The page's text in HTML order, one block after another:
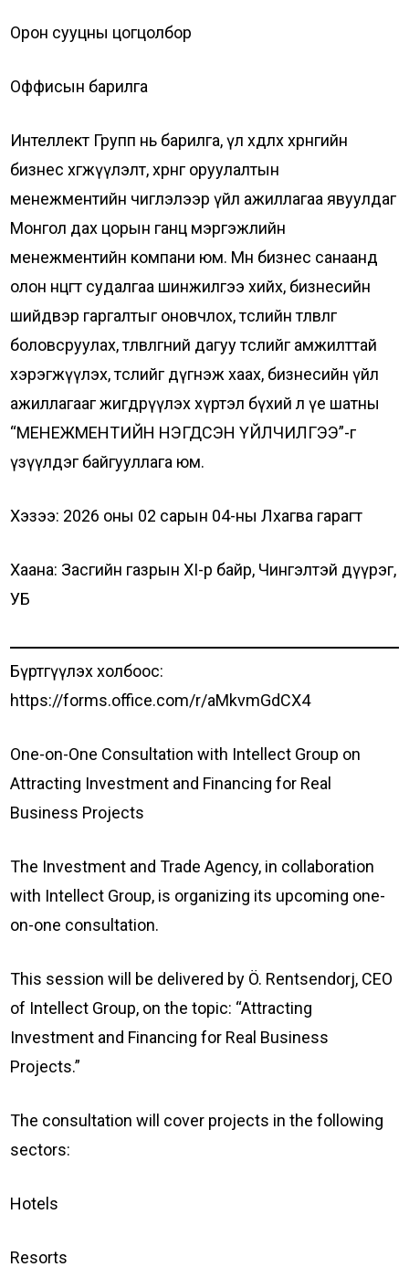
Орон сууцны цогцолбор
Оффисын барилга
Интеллект Групп нь барилга, үл хөдлөх хөрөнгийн
бизнес хөгжүүлэлт, хөрөнгө оруулалтын
менежментийн чиглэлээр үйл ажиллагаа явуулдаг
Монгол дах цорын ганц мэргэжлийн
менежментийн компани юм. Мөн бизнес санаанд
олон өнцөгт судалгаа шинжилгээ хийх, бизнесийн
шийдвэр гаргалтыг оновчлох, төслийн төлөвлөгөө
боловсруулах, төлөвлөгөөний дагуу төслийг амжилттай
хэрэгжүүлэх, төслийг дүгнэж хаах, бизнесийн үйл
ажиллагааг жигдрүүлэх хүртэл бүхий л үе шатны
“МЕНЕЖМЕНТИЙН НЭГДСЭН ҮЙЛЧИЛГЭЭ”-г
үзүүлдэг байгууллага юм.
Хэзээ: 2026 оны 02 сарын 04-ны Лхагва гарагт
Хаана: Засгийн газрын XI-р байр, Чингэлтэй дүүрэг,
УБ
Бүртгүүлэх холбоос:
https://forms.office.com/r/aMkvmGdCX4
One-on-One Consultation with Intellect Group on
Attracting Investment and Financing for Real
Business Projects
The Investment and Trade Agency, in collaboration
with Intellect Group, is organizing its upcoming one-
on-one consultation.
This session will be delivered by Ö. Rentsendorj, CEO
of Intellect Group, on the topic: “Attracting
Investment and Financing for Real Business
Projects.”
The consultation will cover projects in the following
sectors:
Hotels
Resorts